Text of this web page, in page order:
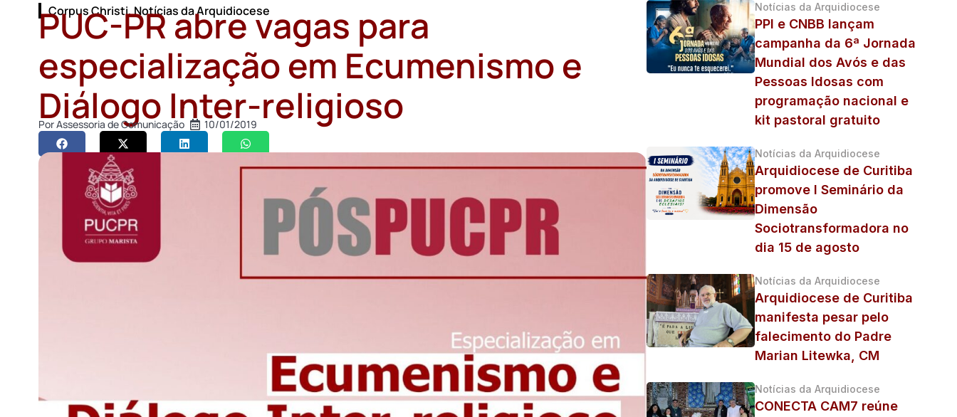
Corpus Christi,Notícias da Arquidiocese
PUC-PR abre vagas para
especialização em Ecumenismo e
Diálogo Inter-religioso
PorAssessoria de Comunicação 10/01/2019
Notícias da Arquidiocese
PPI e CNBB lançam
campanha da 6ª Jornada
Mundial dos Avós e das
Pessoas Idosas com
programação nacional e
kit pastoral gratuito
Notícias da Arquidiocese
Arquidiocese de Curitiba
promove I Seminário da
Dimensão
Sociotransformadora no
dia 15 de agosto
Notícias da Arquidiocese
Arquidiocese de Curitiba
manifesta pesar pelo
falecimento do Padre
Marian Litewka, CM
Notícias da Arquidiocese
CONECTA CAM7 reúne